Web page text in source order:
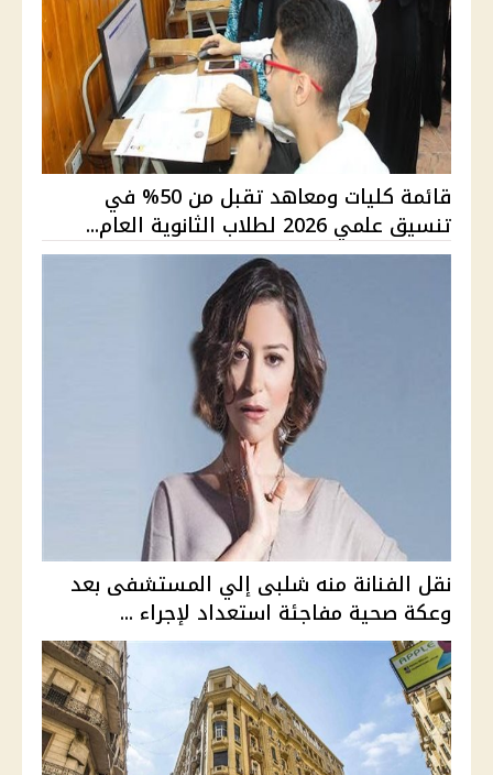
قائمة كليات ومعاهد تقبل من 50% في
تنسيق علمي 2026 لطلاب الثانوية العام...
نقل الفنانة منه شلبى إلي المستشفى بعد
وعكة صحية مفاجئة استعداد لإجراء ...